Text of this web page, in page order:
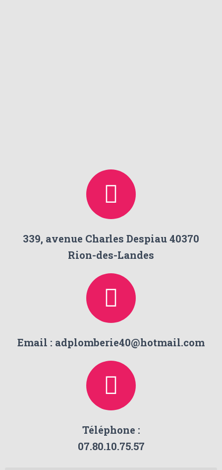
339, avenue Charles Despiau 40370
Rion-des-Landes
Email : adplomberie40@hotmail.com
Téléphone :
07.80.10.75.57